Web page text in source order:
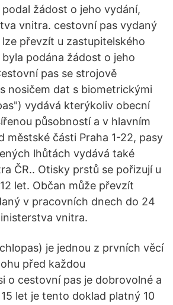
žádost o jeho vydání,
vnitra. cestovní pas vydaný
převzít u zastupitelského
podána žádost o jeho
pas se strojově
nosičem dat s biometrickými
vydává kterýkoliv obecní
působností a v hlavním
městské části Praha 1-22, pasy
lhůtách vydává také
ČR.. Otisky prstů se pořizují u
let. Občan může převzít
v pracovních dnech do 24
vnitra.
je jednou z prvních věcí
před každou
o cestovní pas je dobrovolné a
let je tento doklad platný 10